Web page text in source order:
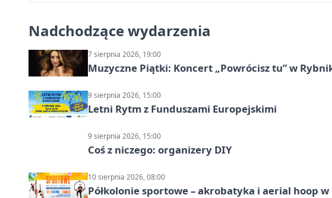
Nadchodzące wydarzenia
7 sierpnia 2026, 19:00
Muzyczne Piątki: Koncert „Powrócisz tu” w
9 sierpnia 2026, 15:00
Letni Rytm z Funduszami Europejskimi
9 sierpnia 2026, 15:00
Coś z niczego: organizery DIY
10 sierpnia 2026, 08:00
Półkolonie sportowe – akrobatyka i aerial hoop